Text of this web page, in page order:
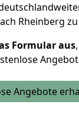
Rheinberg
Formular aus
Angebote